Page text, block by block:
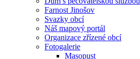
Farnost Jinošov
Svazky obcí
Náš mapový portál
Organizace zřízené obcí
Fotogalerie
Masopust